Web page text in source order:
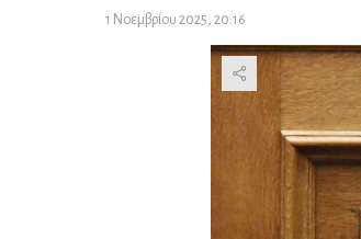
1 Νοεμβρίου 2025, 20:16